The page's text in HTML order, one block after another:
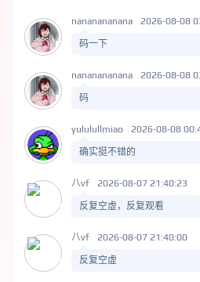
nananananana 2026-08-08
码一下
nananananana 2026-08-08
码
yululullmiao 2026-08-08
确实挺不错的
八vf 2026-08-07 21:40:23
反复空虚，反复观看
八vf 2026-08-07 21:40:00
反复空虚